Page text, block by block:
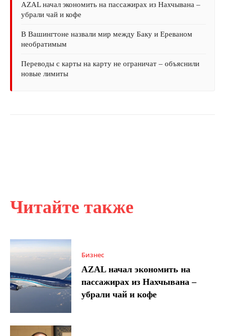
Читайте также
Бизнес
AZAL начал экономить на
пассажирах из Нахчывана –
убрали чай и кофе
AZAL начал экономить на пассажирах из Нахчывана –
убрали чай и кофе
В Вашингтоне назвали мир между Баку и Ереваном
необратимым
Переводы с карты на карту не ограничат – объяснили
новые лимиты